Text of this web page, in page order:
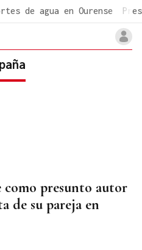
de agua en Ourense
presunto autor
de su pareja en